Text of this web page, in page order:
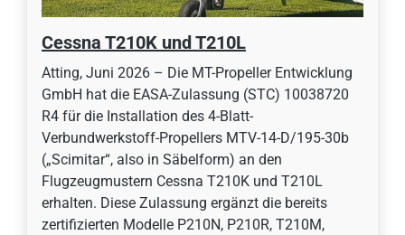
Cessna T210K und T210L
Atting, Juni 2026 – Die MT-Propeller Entwicklung
GmbH hat die EASA-Zulassung (STC) 10038720
R4 für die Installation des 4-Blatt-
Verbundwerkstoff-Propellers MTV-14-D/195-30b
(„Scimitar“, also in Säbelform) an den
Flugzeugmustern Cessna T210K und T210L
erhalten. Diese Zulassung ergänzt die bereits
zertifizierten Modelle P210N, P210R, T210M,